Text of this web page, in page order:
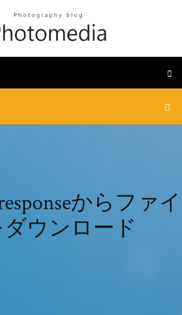
からファイ
ウンロード